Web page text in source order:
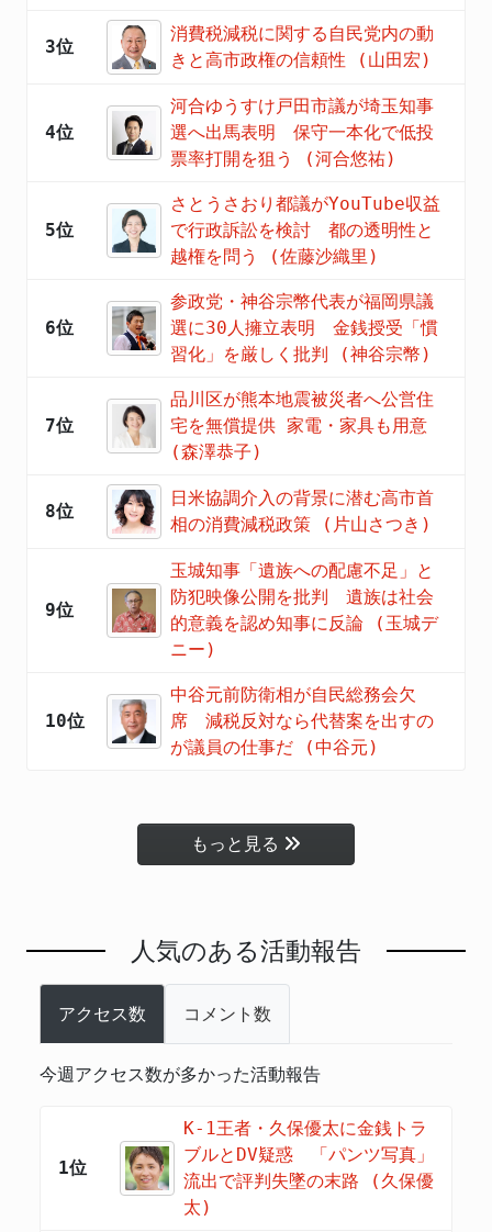
3位
消費税減税に関する自民党内の動
きと高市政権の信頼性 (山田宏)
4位
河合ゆうすけ戸田市議が埼玉知事
選へ出馬表明 保守一本化で低投
票率打開を狙う (河合悠祐)
5位
さとうさおり都議がYouTube収益
で行政訴訟を検討 都の透明性と
越権を問う (佐藤沙織里)
6位
参政党・神谷宗幣代表が福岡県議
選に30人擁立表明 金銭授受「慣
習化」を厳しく批判 (神谷宗幣)
7位
品川区が熊本地震被災者へ公営住
宅を無償提供 家電・家具も用意
(森澤恭子)
8位
日米協調介入の背景に潜む高市首
相の消費減税政策 (片山さつき)
9位
玉城知事「遺族への配慮不足」と
防犯映像公開を批判 遺族は社会
的意義を認め知事に反論 (玉城デ
ニー)
10位
中谷元前防衛相が自民総務会欠
席 減税反対なら代替案を出すの
が議員の仕事だ (中谷元)
もっと見る
人気のある活動報告
アクセス数 コメント数
今週アクセス数が多かった活動報告
1位
K-1王者・久保優太に金銭トラ
ブルとDV疑惑 「パンツ写真」
流出で評判失墜の末路 (久保優
太)